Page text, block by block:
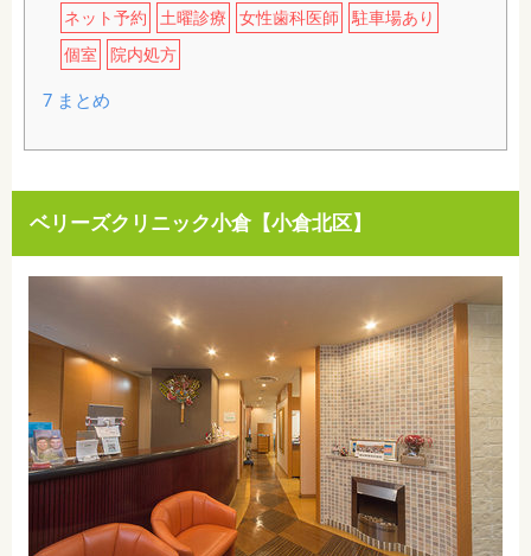
ネット予約 土曜診療 女性歯科医師
駐車場あり
個室
院内処方
7まとめ
ベリーズクリニック小倉【小倉北区】